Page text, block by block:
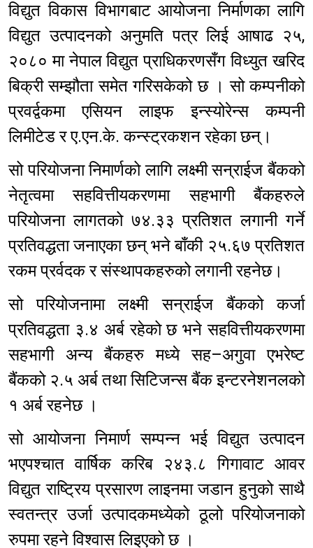
विद्युत विकास विभागबाट आयोजना निर्माणका लागि
विद्युत उत्पादनको अनुमति पत्र लिई आषाढ २५,
२०८० मा नेपाल विद्युत प्राधिकरणसँग विध्युत खरिद
बिक्री सम्झौता समेत गरिसकेको छ । सो कम्पनीको
प्रवर्द्वकमा एसियन लाइफ इन्स्योरेन्स कम्पनी
लिमीटेड र ए.एन.के. कन्स्ट्रकशन रहेका छन्।
सो परियोजना निमार्णको लागि लक्ष्मी सन्‌राईज बैंकको
नेतृत्वमा सहवित्तीयकरणमा सहभागी बैंकहरुले
परियोजना लागतको ७४.३३ प्रतिशत लगानी गर्ने
प्रतिवद्धता जनाएका छन् भने बाँकी २५.६७ प्रतिशत
रकम प्रर्वदक र संस्थापकहरुको लगानी रहनेछ।
सो परियोजनामा लक्ष्मी सन्‌राईज बैंकको कर्जा
प्रतिवद्धता ३.४ अर्ब रहेको छ भने सहवित्तीयकरणमा
सहभागी अन्य बैंकहरु मध्ये सह–अगुवा एभरेष्ट
बैंकको २.५ अर्ब तथा सिटिजन्स बैंक इन्टरनेशनलको
१ अर्ब रहनेछ ।
सो आयोजना निमार्ण सम्पन्न भई विद्युत उत्पादन
भएपश्चात वार्षिक करिब २४३.८ गिगावाट आवर
विद्युत राष्ट्रिय प्रसारण लाइनमा जडान हुनुको साथै
स्वतन्त्र उर्जा उत्पादकमध्येको ठूलो परियोजनाको
रुपमा रहने विश्वास लिइएको छ ।